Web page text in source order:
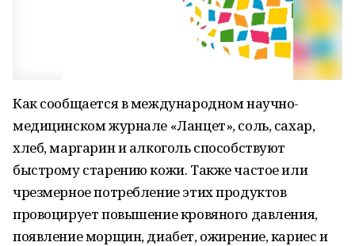
Как сообщается в международном научно-
медицинском журнале «Ланцет», соль, сахар,
хлеб, маргарин и алкоголь способствуют
быстрому старению кожи. Также частое или
чрезмерное потребление этих продуктов
провоцирует повышение кровяного давления,
появление морщин, диабет, ожирение, кариес и